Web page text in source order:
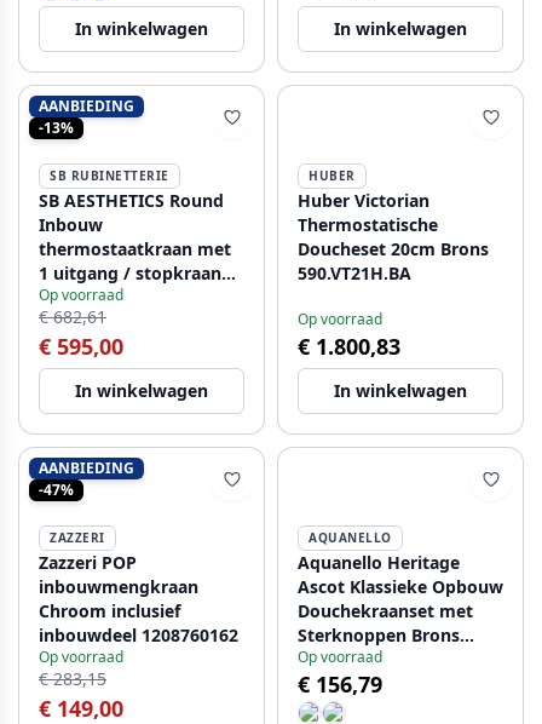
In winkelwagen In winkelwagen
AANBIEDING
-13%
SB RUBINETTERIE
SB AESTHETICS Round
Inbouw
thermostaatkraan met
1 uitgang / stopkraan
mat zwart 1208954898
Op voorraad
€ 682,61
€ 595,00
In winkelwagen
HUBER
Huber Victorian
Thermostatische
Doucheset 20cm Brons
590.VT21H.BA
Op voorraad
€ 1.800,83
In winkelwagen
AANBIEDING
-47%
ZAZZERI
Zazzeri POP
inbouwmengkraan
Chroom inclusief
inbouwdeel 1208760162
Op voorraad
€ 283,15
€ 149,00
AQUANELLO
Aquanello Heritage
Ascot Klassieke Opbouw
Douchekraanset met
Sterknoppen Brons
inclusief Handdouche
BN-2002-HA
Op voorraad
€ 156,79